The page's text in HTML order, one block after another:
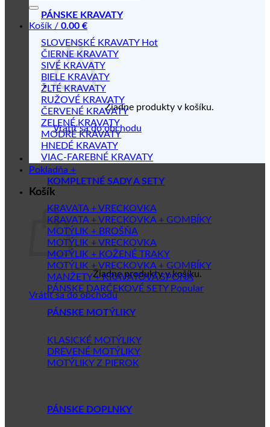
Košík / 0.00 €
Žiadne produkty v košíku.
Vrátiť sa do obchodu
Pokladňa +
Košík
Žiadne produkty v košíku.
Vrátiť sa do obchodu
PÁNSKE KRAVATY
SLOVENSKÉ KRAVATY
ČIERNE KRAVATY
SIVÉ KRAVATY
BIELE KRAVATY
ŽLTÉ KRAVATY
RUŽOVÉ KRAVATY
ČERVENÉ KRAVATY
ZELENÉ KRAVATY
MODRÉ KRAVATY
HNEDÉ KRAVATY
VIAC-FAREBNÉ KRAVATY
KOMPLETNÉ SADY A SETY
KRAVATA + VRECKOVKA
KRAVATA + VRECKOVKA + GOMBÍKY
MOTÝLIK + BROŠŇA
MOTÝLIK + VRECKOVKA
MOTÝLIK + KOŽENÉ TRAKY
MOTÝLIK + VRECKOVKA + GOMBÍKY
MANŽETY + KRAVATOVÁ SPONA
PÁNSKE DARČEKOVÉ SETY
PÁNSKE MOTÝLIKY
KLASICKÉ MOTÝLIKY
DREVENÉ MOTÝLIKY
MOTÝLIKY Z PIEROK
PÁNSKE DOPLNKY